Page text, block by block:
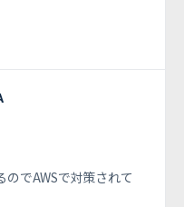
のでAWSで対策されて